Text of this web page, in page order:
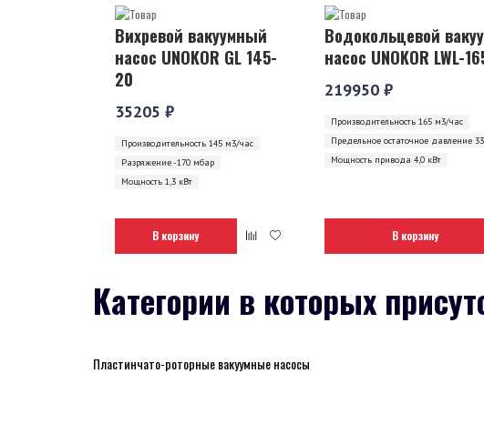
Вихревой вакуумный
насос UNOKOR GL 145-
20
35205 ₽
Производительность 145 м3/час
Разряжение -170 мбар
Мощность 1,3 кВт
В корзину
Водокольцевой
насос UNOKOR LWL-
219950 ₽
Производительность 165 м3/час
Предельное остаточное давление
Мощность привода 4,0 кВт
В корзину
Категории в которых
Пластинчато-роторные вакуумные насосы